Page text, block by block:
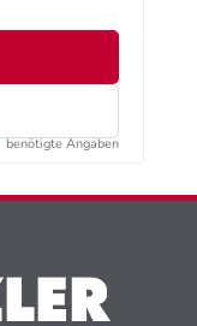
benötigte Angaben